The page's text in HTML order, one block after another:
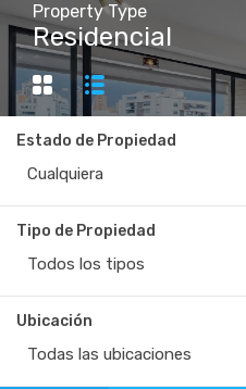
Property Type
Residencial
Estado de Propiedad
Cualquiera
Tipo de Propiedad
Todos los tipos
Ubicación
Todas las ubicaciones